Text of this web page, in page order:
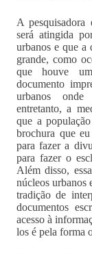
A pesquisadora
será atingida
urbanos e que a
grande, como
que houve
documento
urbanos onde
entretanto, a
que a
brochura que
para fazer a
para fazer o
Além disso,
núcleos urbanos
tradição de
documentos
acesso à
los é pela forma